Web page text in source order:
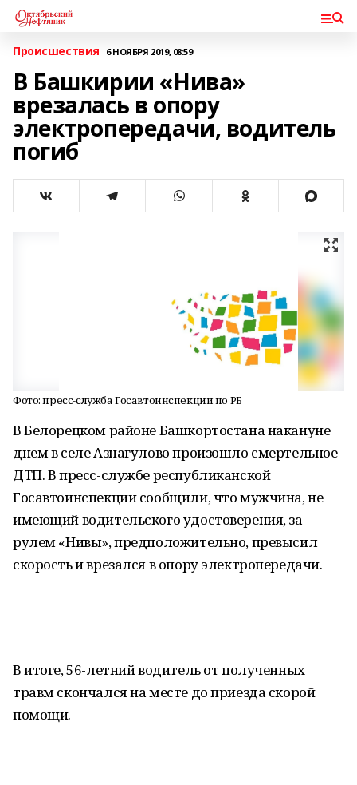
Происшествия 6 НОЯБРЯ 2019, 08:59
В Башкирии «Нива»
врезалась в опору
электропередачи, водитель
погиб
Фото: пресс-служба Госавтоинспекции по РБ
В Белорецком районе Башкортостана накануне
днем в селе Азнагулово произошло смертельное
ДТП. В пресс-службе республиканской
Госавтоинспекции сообщили, что мужчина, не
имеющий водительского удостоверения, за
рулем «Нивы», предположительно, превысил
скорость и врезался в опору электропередачи.
В итоге, 56-летний водитель от полученных
травм скончался на месте до приезда скорой
помощи.